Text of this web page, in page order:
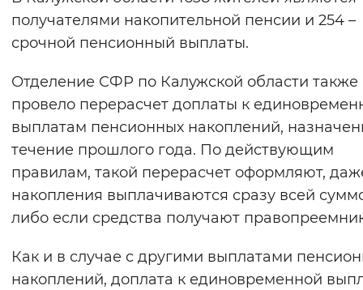
Воспроизвести Остановить
Вернуть стандартные настройки
получателями накопительной пенсии и 254 –
срочной пенсионный выплаты.
Отделение СФР по Калужской области также
провело перерасчет доплаты к
выплатам пенсионных накоплений,
течение прошлого года. По действующим
правилам, такой перерасчет оформляют,
накопления выплачиваются сразу всей
либо если средства получают
Как и в случае с другими выплатами
накоплений, доплата к единовременной